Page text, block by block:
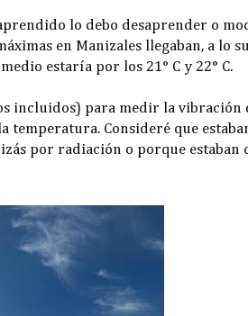
lo debo desaprender o
en Manizales llegaban, a lo
estaría por los 21° C y 22° C.
incluidos) para medir la vibración
temperatura. Consideré que
por radiación o porque estaban